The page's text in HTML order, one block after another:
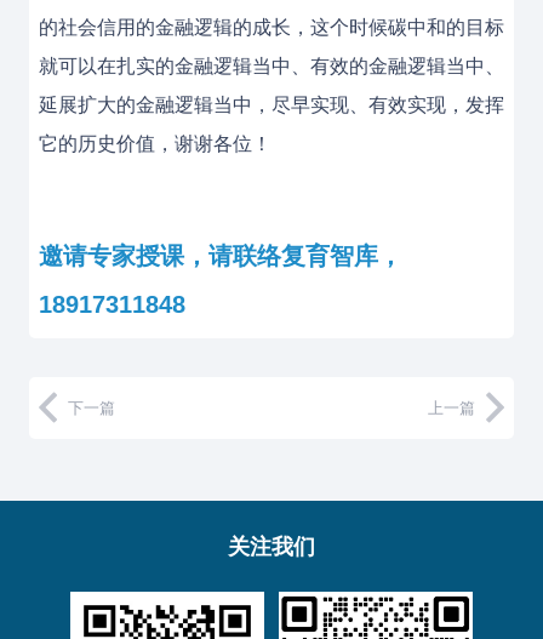
的社会信用的金融逻辑的成长，这个时候碳中和的目标
就可以在扎实的金融逻辑当中、有效的金融逻辑当中、
延展扩大的金融逻辑当中，尽早实现、有效实现，发挥
它的历史价值，谢谢各位！
邀请专家授课，请联络复育智库，
18917311848
下一篇 上一篇
关注我们